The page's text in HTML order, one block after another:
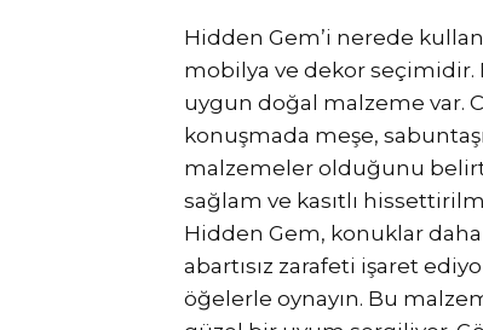
Hidden Gem’i nerede
mobilya ve dekor seçimidir.
uygun doğal malzeme var.
konuşmada meşe,
malzemeler olduğunu
sağlam ve kasıtlı
Hidden Gem, konuklar
abartısız zarafeti işaret
öğelerle oynayın. Bu